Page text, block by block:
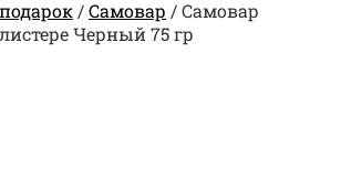
/Самовар /Самовар
Черный 75 гр